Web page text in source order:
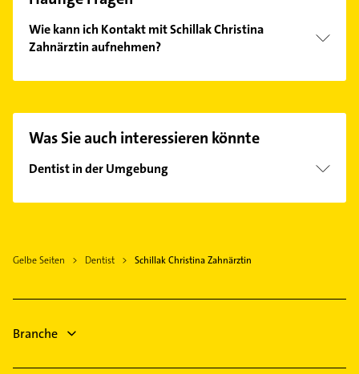
Wie kann ich Kontakt mit Schillak Christina
Zahnärztin aufnehmen?
finden Sie alleKontaktdaten.
Was Sie auch interessieren könnte
Dentist in der Umgebung
Gelbe Seiten Dentist Schillak Christina Zahnärztin
Branche